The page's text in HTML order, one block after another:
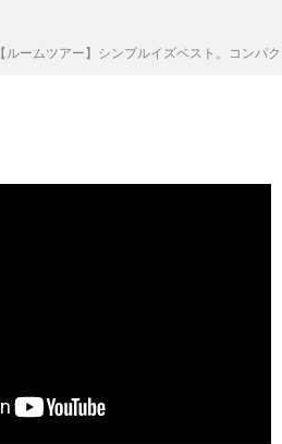
【ルームツアー】シンプルイズベスト。コン